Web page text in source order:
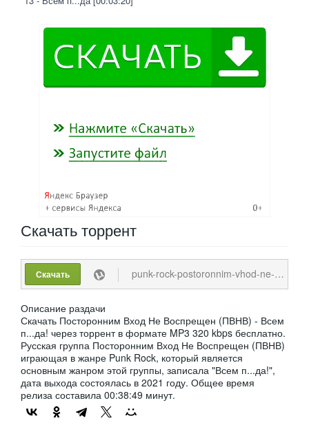
Скачатьторрент
Скачать punk-rock-postoronnim-vhod-ne-vospreschen-pvnv-vsem-p_da-2021-mp3-235-243-kbps-vbr.torrent
Описание раздачи
Скачать Посторонним Вход Не Воспрещен (ПВНВ) - Всем
п...да! через торрент в формате MP3 320 kbps бесплатно.
Русская группа Посторонним Вход Не Воспрещен (ПВНВ)
играющая в жанре Punk Rock, который является
основным жанром этой группы, записала "Всем п...да!",
дата выхода состоялась в 2021 году. Общее время
релиза составила 00:38:49 минут.